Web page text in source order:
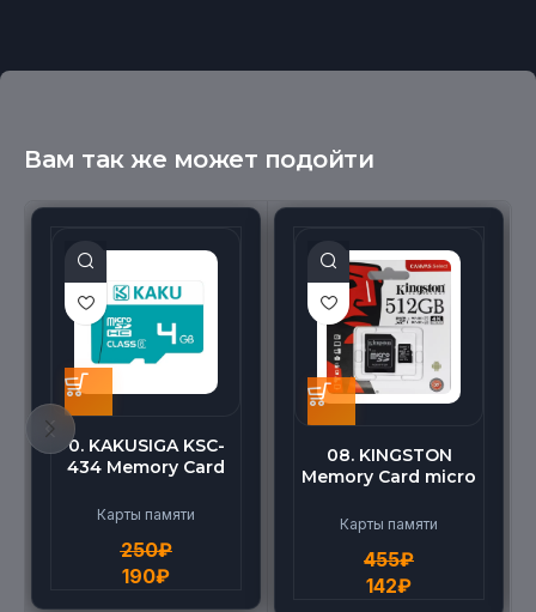
Вам так же может подойти
0. KAKUSIGA KSC-
434 Memory Card
High Speed (4G)
Карты памяти
250₽
190₽
08. KINGSTON
Memory Card micro
Карты памяти
455₽
142₽